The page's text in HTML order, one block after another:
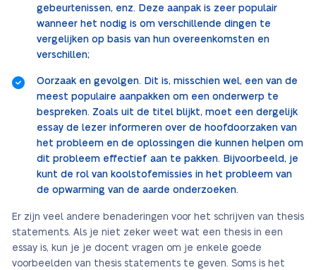
gebeurtenissen, enz. Deze aanpak is zeer populair
wanneer het nodig is om verschillende dingen te
vergelijken op basis van hun overeenkomsten en
verschillen;
Oorzaak en gevolgen. Dit is, misschien wel, een van de
meest populaire aanpakken om een onderwerp te
bespreken. Zoals uit de titel blijkt, moet een dergelijk
essay de lezer informeren over de hoofdoorzaken van
het probleem en de oplossingen die kunnen helpen om
dit probleem effectief aan te pakken. Bijvoorbeeld, je
kunt de rol van koolstofemissies in het probleem van
de opwarming van de aarde onderzoeken.
Er zijn veel andere benaderingen voor het schrijven van thesis
statements. Als je niet zeker weet wat een thesis in een
essay is, kun je je docent vragen om je enkele goede
voorbeelden van thesis statements te geven. Soms is het